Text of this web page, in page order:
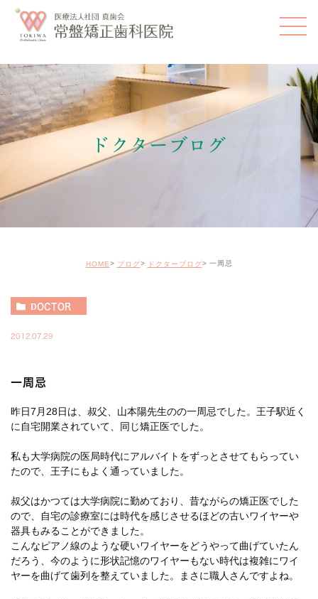
ドクターブログ
HOME ブログ ドクターブログ 一周忌
DOCTOR
2012.07.29
一周忌
昨日7月28日は、叔父、山本陽先生のの一周忌でした。王子駅近く
に自宅開業されていて、同じ矯正医でした。
私も大学病院の医局時代にアルバイトをずっとさせてもらってい
たので、王子にもよく通っていました。
叔父はかつては大学病院に勤めており、昔ながらの矯正医でした
ので、自宅の診療室には時代を感じさせるほどの古いワイヤーや
器具もみることができました。
こんなピアノ線のような硬いワイヤーをどうやって曲げていたん
だろう、今のように形状記憶のワイヤーもない時代は複雑にワイ
ヤーを曲げて歯列を整えていました。まさに職人さんですよね。